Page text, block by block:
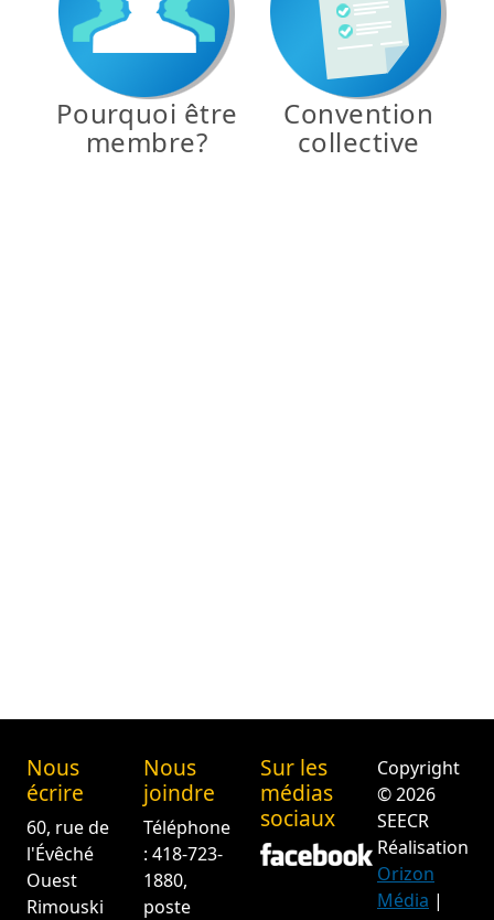
Pourquoi être
membre?
Convention
collective
Nous
écrire
60, rue de
l'Évêché
Ouest
Rimouski
Nous
joindre
Téléphone
: 418-723-
1880,
poste
Sur les
médias
sociaux
Copyright
© 2026
SEECR
Réalisation
Orizon
Média |